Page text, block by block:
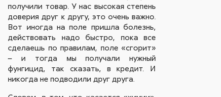
получили товар. У нас высокая степень
доверия друг к другу, это очень важно.
Вот иногда на поле пришла болезнь,
действовать надо быстро, пока все
сделаешь по правилам, поле «сгорит»
– и тогда мы получали нужный
фунгицид, так сказать, в кредит. И
никогда не подводили друг друга.